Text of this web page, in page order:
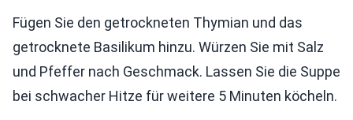
Fügen Sie den getrockneten Thymian und das
getrocknete Basilikum hinzu. Würzen Sie mit Salz
und Pfeffer nach Geschmack. Lassen Sie die Suppe
bei schwacher Hitze für weitere 5 Minuten köcheln.